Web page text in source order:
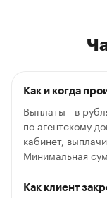
Как и когда
Выплаты - в
по агентскому
кабинет,
Минимальная
Как клиент